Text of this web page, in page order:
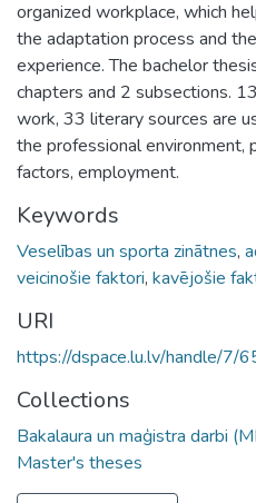
organized workplace, which
the adaptation process and
experience. The bachelor
chapters and 2 subsections.
work, 33 literary sources are
the professional environment,
factors, employment.
Keywords
Veselības un sporta zinātnes,
veicinošie faktori, kavējošie
URI
https://dspace.lu.lv/handle/7/
Collections
Bakalaura un maģistra darbi
Master's theses